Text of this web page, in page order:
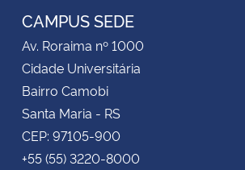
CAMPUS SEDE
Av. Roraima nº 1000
Cidade Universitária
Bairro Camobi
Santa Maria - RS
CEP: 97105-900
+55 (55) 3220-8000